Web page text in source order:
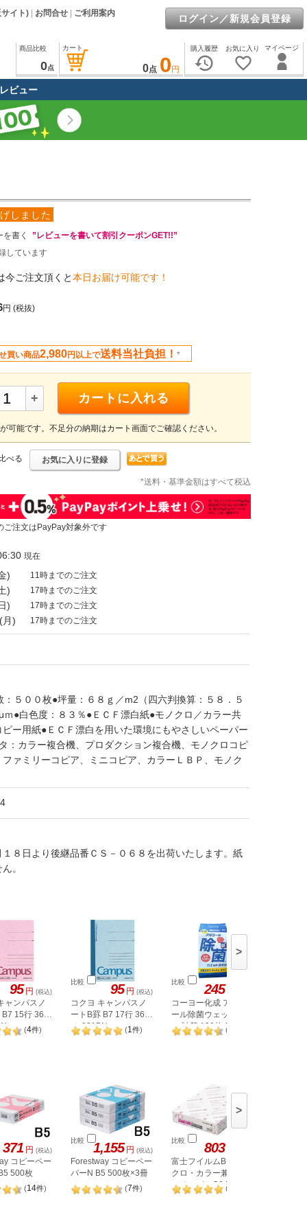
イト) お問合せ ご利用案内 ログイン／新規会員登録
マイページ
お気に入り
favorite_border
購入履歴
history
カート
0点 0 円
商品比較
0点
ビュー
しました
書く
”レビューを書いて割引クーポンGET!!”
しています
今ご注文頂くと本日お届け可能です！
円 (税抜)
買い商品2,980円以上で送料当社負担！ *
+ カートに入れる
可能です。不足分の納期はカート画面でご確認ください。
べる お気に入りに登録
*送料・基準金額はすべて税込
注文はPayPay対象外です
現在
) 11時までのご注文
) 17時までのご注文
) 17時までのご注文
(月) 17時までのご注文
５００枚●坪量：６８ｇ／m2（四六判換算：５８．５
ｍ●白色度：８３％●ＥＣＦ漂白紙●モノクロ／カラー共
ー用紙●ＥＣＦ漂白を用いた環境にもやさしいペーパー
：カラー複合機、プロダクション複合機、モノクロコピ
ァミリーコピア、ミニコピア、カラーＬＢＰ、モノク
８日より後継品番ＣＳ－０６８を出荷いたします。紙
。
95 円 (税込)
ャンパスノ
B7 15行 36枚
(4件)
比較 95 円 (税込)
コクヨ キャンパスノ
ートB罫 B7 17行 36枚
ノ-231BN
(1件)
比較 245
コーヨー化成 アルコ
ール除菌ウェットタオ
ル 詰替 100枚 00-
0432
(
>
371 円 (税込)
コピーペー
500枚
(14件)
比較 1,155 円 (税込)
Forestway コピーペー
パーN B5 500枚×3冊
(7件)
比較 803
富士フイルムBI モノ
クロ・カラー兼用コピ
ーペーパーC2 B5 500
枚
(
>